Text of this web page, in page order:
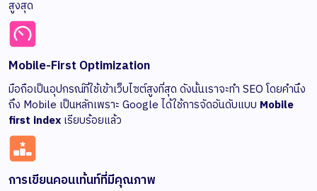
สูงสุด
Mobile-First Optimization
มือถือเป็นอุปกรณ์ที่ใช้เข้าเว็บไซต์สูงที่สุด ดังนั้นเราจะทำ SEO โดยคำนึง
ถึง Mobile เป็นหลักเพราะ Google ได้ใช้การจัดอันดับแบบ Mobile
first index เรียบร้อยแล้ว
การเขียนคอนเท้นท์ที่มีคุณภาพ